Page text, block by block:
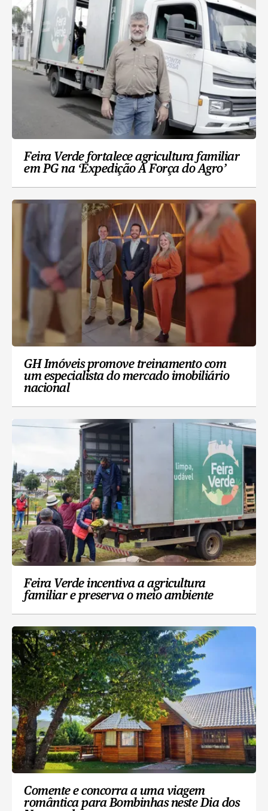
Feira Verde fortalece agricultura familiar
em PG na ‘Expedição A Força do Agro’
GH Imóveis promove treinamento com
um especialista do mercado imobiliário
nacional
Feira Verde incentiva a agricultura
familiar e preserva o meio ambiente
Comente e concorra a uma viagem
romântica para Bombinhas neste Dia dos